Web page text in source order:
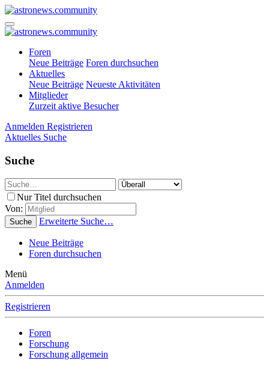
Foren
Neue Beiträge Foren durchsuchen
Aktuelles
Neue Beiträge Neueste Aktivitäten
Mitglieder
Zurzeit aktive Besucher
Anmelden Registrieren
Aktuelles Suche
Suche
Nur Titel durchsuchen
Von:
Suche Erweiterte Suche…
Neue Beiträge
Foren durchsuchen
Menü
Anmelden
Registrieren
Foren
Forschung
Forschung allgemein